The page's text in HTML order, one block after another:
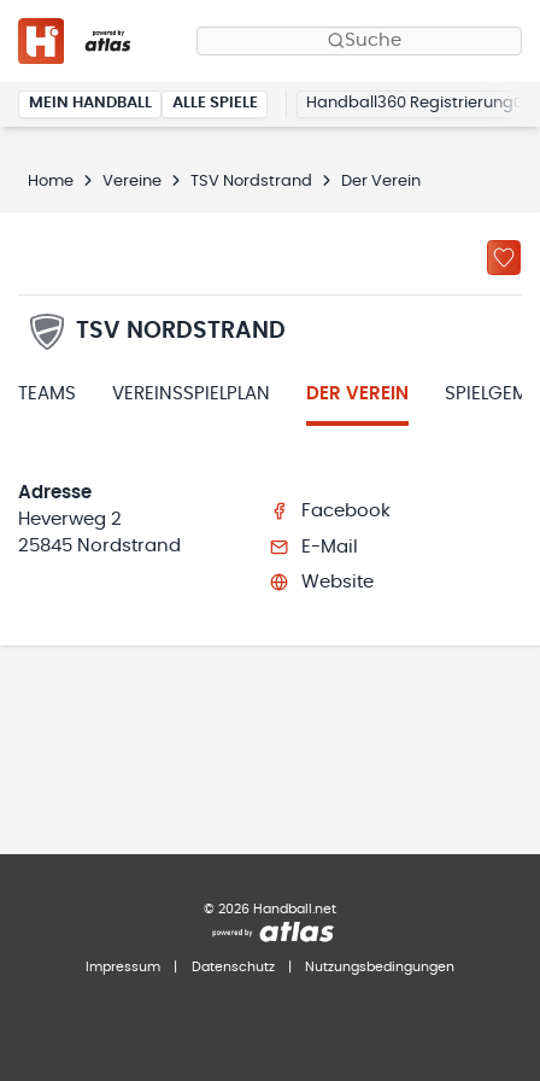
Suche
MEIN HANDBALL ALLE SPIELE Handball360 Registrierung
Home Vereine TSV Nordstrand Der Verein
TSV NORDSTRAND
TEAMS VEREINSSPIELPLAN DER VEREIN
Adresse
Heverweg 2
25845 Nordstrand
Facebook
E-Mail
Website
© 2026 Handball.net
Impressum Datenschutz Nutzungsbedingungen